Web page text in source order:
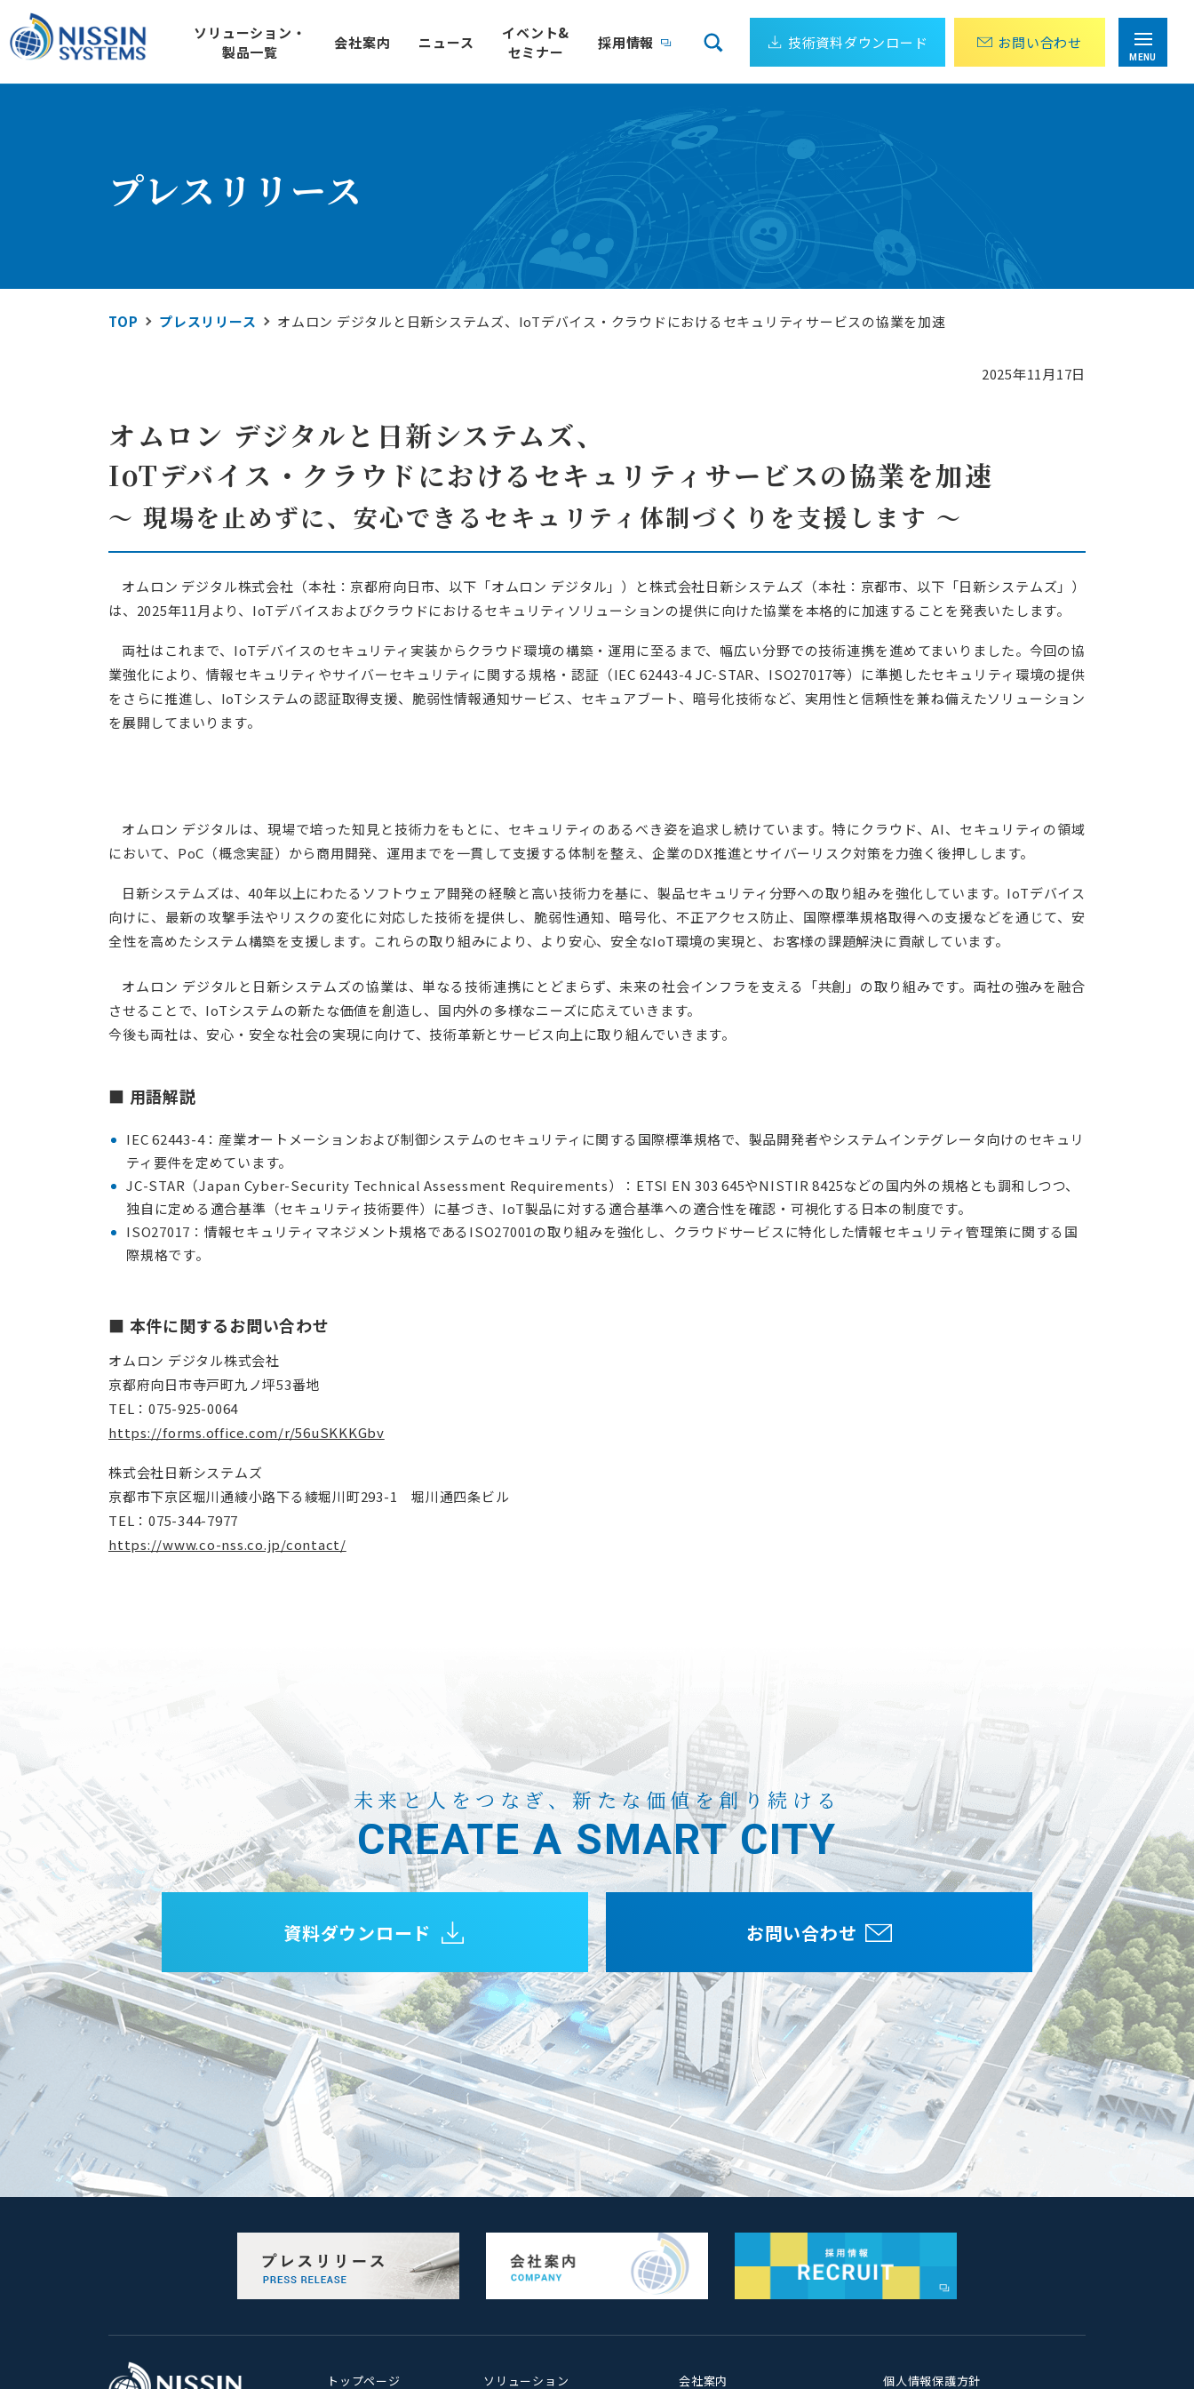
MENU
ソリューション・
製品一覧
技術情報
SQU-Air（スクエア）
製造ライン、装置ごとの電力量を24時間監視
電力の見える化パッケージ
目視点検・巡回作業にかかる労力を削減
アナログメーター値の遠隔監視パッケージ
IoT向けLPWA 国際標準規格
Wi-SUN FAN
設計から運用までOPC UA 導入をトータル支援
OPC UA導入ソリューション
DDS規格準拠ネットワークミドルウェア
RTI Connext DDS
Empress認定技術者が在籍
組込みデータベース
組み込み向けTLS/SSLライブラリ
wolfSSL
地域コミュニケーションサービス
エネルギー事業者向け電力需給制御システム
エリアアグリゲーションシステム
工場・高圧施設向け自家消費型EMS
ローカルEMS
プロトコルスタック・パッケージ
IEC 61850関連製品
リバースエンジニアリングソリューション 産業用ネットワークソリューション IoT機器セキュリティ支援サービス
リモートアップデートソリューション テスト効率化ソリューション 受託開発事例
会社案内
企業理念
企業ビジョン
成長し続ける日新システムズ
アクセス
ニュース
イベント&
セミナー
採用情報 技術資料ダウンロード お問い合わせ
プレスリリース
TOP プレスリリース オムロン デジタルと日新システムズ、IoTデバイス・クラウドにおけるセキュリティサービスの協業を加速
2025年11月17日
オムロン デジタルと日新システムズ、
IoTデバイス・クラウドにおけるセキュリティサービスの協業を加速
～ 現場を止めずに、安心できるセキュリティ体制づくりを支援します ～
オムロン デジタル株式会社（本社：京都府向日市、以下「オムロン デジタル」）と株式会社日新システムズ（本社：京都市、以下「日新システムズ」）
は、2025年11月より、IoTデバイスおよびクラウドにおけるセキュリティソリューションの提供に向けた協業を本格的に加速することを発表いたします。
両社はこれまで、IoTデバイスのセキュリティ実装からクラウド環境の構築・運用に至るまで、幅広い分野での技術連携を進めてまいりました。今回の協
業強化により、情報セキュリティやサイバーセキュリティに関する規格・認証（IEC 62443-4 JC-STAR、ISO27017等）に準拠したセキュリティ環境の提供
をさらに推進し、IoTシステムの認証取得支援、脆弱性情報通知サービス、セキュアブート、暗号化技術など、実用性と信頼性を兼ね備えたソリューション
を展開してまいります。
オムロン デジタルは、現場で培った知見と技術力をもとに、セキュリティのあるべき姿を追求し続けています。特にクラウド、AI、セキュリティの領域
において、PoC（概念実証）から商用開発、運用までを一貫して支援する体制を整え、企業のDX推進とサイバーリスク対策を力強く後押しします。
日新システムズは、40年以上にわたるソフトウェア開発の経験と高い技術力を基に、製品セキュリティ分野への取り組みを強化しています。IoTデバイス
向けに、最新の攻撃手法やリスクの変化に対応した技術を提供し、脆弱性通知、暗号化、不正アクセス防止、国際標準規格取得への支援などを通じて、安
全性を高めたシステム構築を支援します。これらの取り組みにより、より安心、安全なIoT環境の実現と、お客様の課題解決に貢献しています。
オムロン デジタルと日新システムズの協業は、単なる技術連携にとどまらず、未来の社会インフラを支える「共創」の取り組みです。両社の強みを融合
させることで、IoTシステムの新たな価値を創造し、国内外の多様なニーズに応えていきます。
今後も両社は、安心・安全な社会の実現に向けて、技術革新とサービス向上に取り組んでいきます。
■ 用語解説
IEC 62443-4：産業オートメーションおよび制御システムのセキュリティに関する国際標準規格で、製品開発者やシステムインテグレータ向けのセキュリ
ティ要件を定めています。
JC-STAR（Japan Cyber-Security Technical Assessment Requirements）：ETSI EN 303 645やNISTIR 8425などの国内外の規格とも調和しつつ、
独自に定める適合基準（セキュリティ技術要件）に基づき、IoT製品に対する適合基準への適合性を確認・可視化する日本の制度です。
ISO27017：情報セキュリティマネジメント規格であるISO27001の取り組みを強化し、クラウドサービスに特化した情報セキュリティ管理策に関する国
際規格です。
■ 本件に関するお問い合わせ
オムロン デジタル株式会社
京都府向日市寺戸町九ノ坪53番地
TEL：075-925-0064
https://forms.office.com/r/56uSKKKGbv
株式会社日新システムズ
京都市下京区堀川通綾小路下る綾堀川町293-1 堀川通四条ビル
TEL：075-344-7977
https://www.co-nss.co.jp/contact/
未来と人をつなぎ、新たな価値を創り続ける
CREATE ASMART CITY
資料ダウンロード お問い合わせ
トップページ ソリューション 会社案内 個人情報保護方針